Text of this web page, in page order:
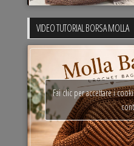
VIDEO TUTORIAL BORSA MOLLA
Fai clic per accettare i